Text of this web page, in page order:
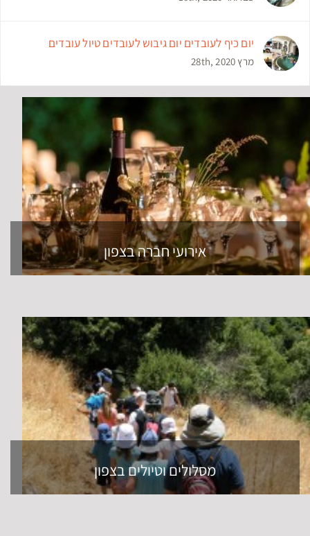
יום כיף לעובדים יום גיבוש לעובדים טיול עובדים
מרץ 28th, 2020
אירועי חברה בצפון
מסלולים וטיולים בצפון